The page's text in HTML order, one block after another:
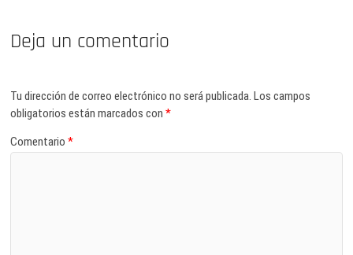
Deja un comentario
Tu dirección de correo electrónico no será publicada. Los campos
obligatorios están marcados con*
Comentario*